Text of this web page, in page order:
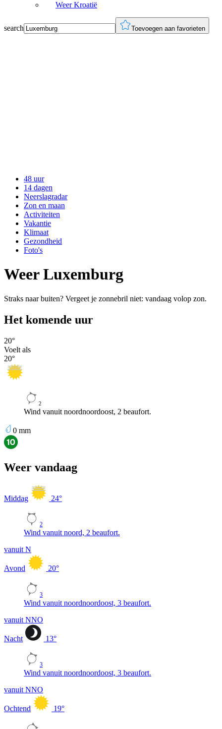
Weer Kroatië
search Toevoegen aan favorieten
48 uur
14 dagen
Neerslagradar
Zon en maan
Activiteiten
Vakantie
Klimaat
Gezondheid
Foto's
Weer Luxemburg
Straks naar buiten? Vergeet je zonnebril niet: vandaag volop zon.
Het komende uur
20°
Voelt als
20°
2
Wind vanuit noordnoordoost, 2 beaufort.
0 mm
Weer vandaag
Middag 24°
2
Wind vanuit noord, 2 beaufort.
vanuit N
Avond 20°
3
Wind vanuit noordnoordoost, 3 beaufort.
vanuit NNO
Nacht 13°
3
Wind vanuit noordnoordoost, 3 beaufort.
vanuit NNO
Ochtend 19°